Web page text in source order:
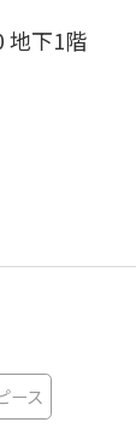
地下1階
ース